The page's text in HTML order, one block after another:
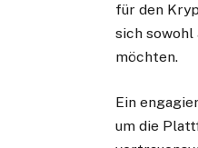
für den
sich
möchten.
Ein
um die